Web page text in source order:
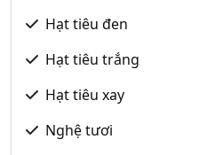
Hạt tiêu đen
Hạt tiêu trắng
Hạt tiêu xay
Nghệ tươi